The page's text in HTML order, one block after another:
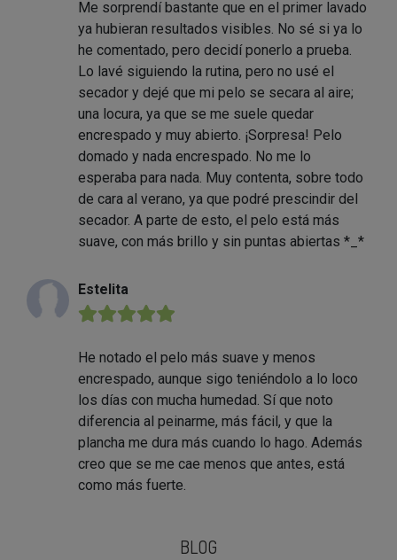
Me sorprendí bastante que en el primer lavado
ya hubieran resultados visibles. No sé si ya lo
he comentado, pero decidí ponerlo a prueba.
Lo lavé siguiendo la rutina, pero no usé el
secador y dejé que mi pelo se secara al aire;
una locura, ya que se me suele quedar
encrespado y muy abierto. ¡Sorpresa! Pelo
domado y nada encrespado. No me lo
esperaba para nada. Muy contenta, sobre todo
de cara al verano, ya que podré prescindir del
secador. A parte de esto, el pelo está más
suave, con más brillo y sin puntas abiertas *_*
Estelita
★★★★★
He notado el pelo más suave y menos
encrespado, aunque sigo teniéndolo a lo loco
los días con mucha humedad. Sí que noto
diferencia al peinarme, más fácil, y que la
plancha me dura más cuando lo hago. Además
creo que se me cae menos que antes, está
como más fuerte.
BLOG